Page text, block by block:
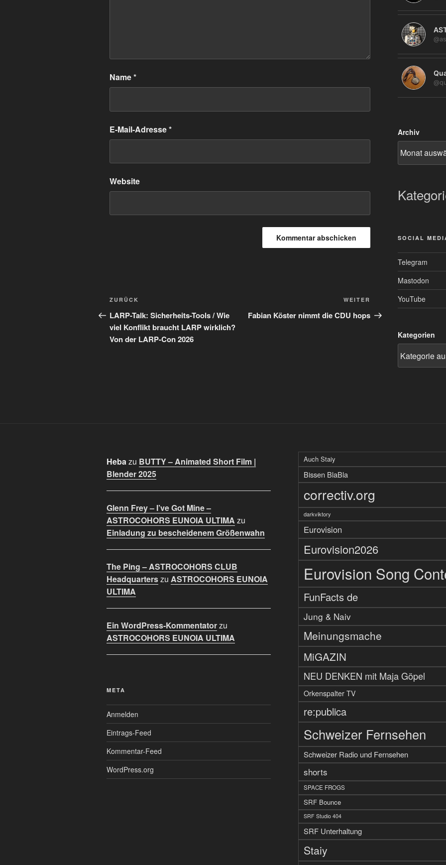
Name*
E-Mail-Adresse*
Website
Beitragsnavigation
Vorheriger
Beitrag
ZURÜCK
LARP-Talk: Sicherheits-Tools / Wie
viel Konflikt braucht LARP wirklich?
Von der LARP-Con 2026
Nächster
Beitrag
WEITER
Fabian Köster nimmt die CDU hops
Archiv
SOCIAL
Telegram
Mastodon
YouTube
Kategorien
Hebazu BUTTY – Animated Short Film |
Blender 2025
Glenn Frey – I’ve Got Mine –
ASTROCOHORS EUNOIA ULTIMA zu
Einladung zu bescheidenem Größenwahn
The Ping – ASTROCOHORS CLUB
Headquarterszu ASTROCOHORS EUNOIA
ULTIMA
Ein WordPress-Kommentatorzu
ASTROCOHORS EUNOIA ULTIMA
META
Anmelden
Eintrags-Feed
Kommentar-Feed
WordPress.org
Auch Staiy
Bissen BlaBla
correctiv.org
darkviktory
Eurovision
Eurovision2026
Eurovision Song
FunFacts de
Jung & Naiv
Meinungsmache
MiGAZIN
NEU DENKEN mit Maja Göpel
Orkenspalter TV
re:publica
Schweizer Fernsehen
Schweizer Radio und Fernsehen
shorts
SPACE FROGS
SRF Bounce
SRF Studio 404
SRF Unterhaltung
Staiy